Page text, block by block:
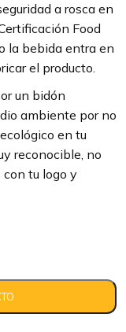
a rosca en
Food
la bebida entra en
el producto.
un bidón
ambiente por no
en tu
reconocible, no
tu logo y